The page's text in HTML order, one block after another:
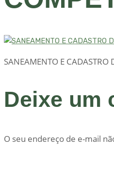
SANEAMENTO E CADASTRO
Deixe um
O seu endereço de e-mail